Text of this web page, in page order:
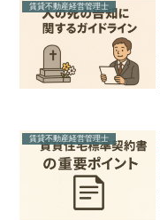
賃貸不動産経営管理士
賃貸不動産経営管理士